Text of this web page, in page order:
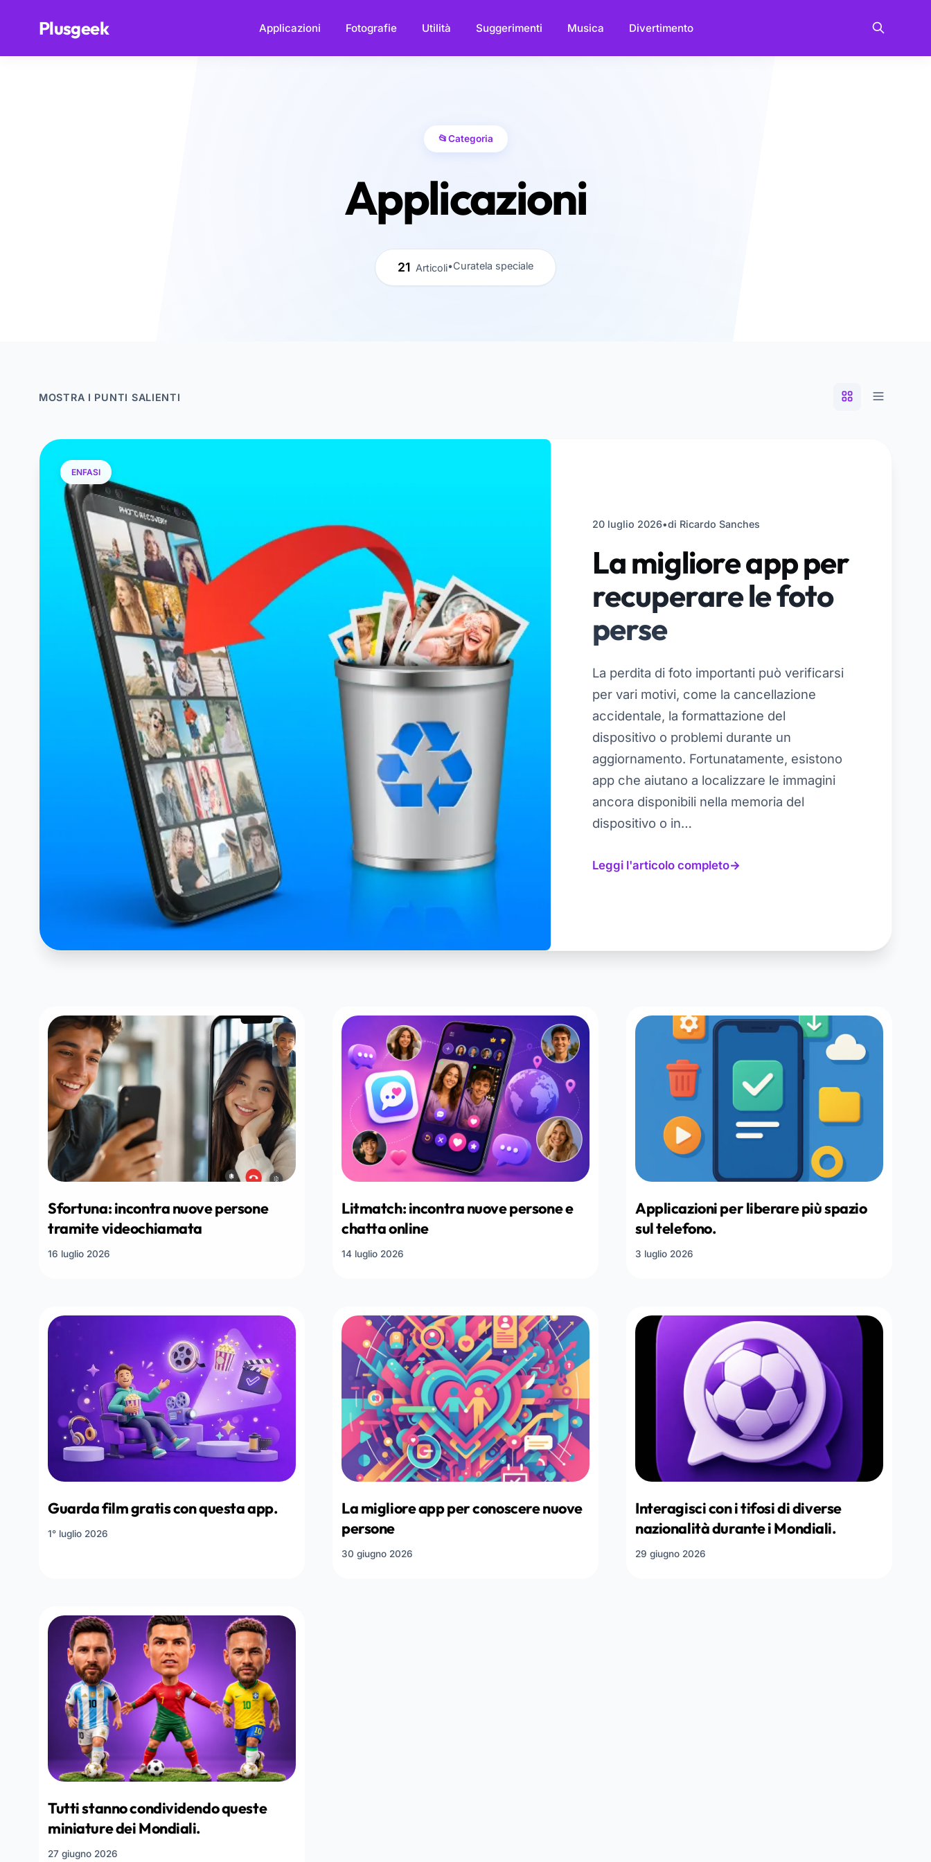
Plusgeek Applicazioni Fotografie Utilità Suggerimenti Musica Divertimento
📂Categoria
Applicazioni
21 Articoli•Curatela speciale
MOSTRA I PUNTI SALIENTI
ENFASI
20 luglio 2026•di Ricardo Sanches
La migliore app per
recuperare le foto
perse
La perdita di foto importanti può verificarsi
per vari motivi, come la cancellazione
accidentale, la formattazione del
dispositivo o problemi durante un
aggiornamento. Fortunatamente, esistono
app che aiutano a localizzare le immagini
ancora disponibili nella memoria del
dispositivo o in…
Leggi l'articolo completo→
Sfortuna: incontra nuove persone
tramite videochiamata
16 luglio 2026
Litmatch: incontra nuove persone e
chatta online
14 luglio 2026
Applicazioni per liberare più spazio
sul telefono.
3 luglio 2026
Guarda film gratis con questa app.
1° luglio 2026
La migliore app per conoscere nuove
persone
30 giugno 2026
Interagisci con i tifosi di diverse
nazionalità durante i Mondiali.
29 giugno 2026
Tutti stanno condividendo queste
miniature dei Mondiali.
27 giugno 2026